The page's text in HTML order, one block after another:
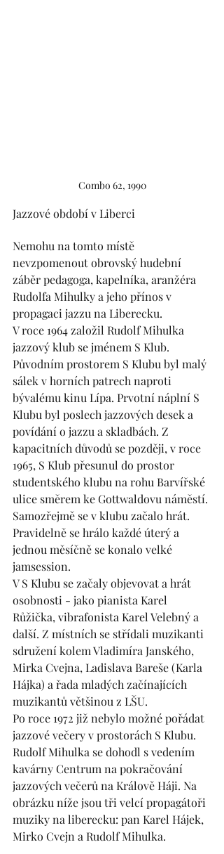
Combo 62, 1990
Jazzové období v Liberci
Nemohu na tomto místě
nevzpomenout obrovský hudební
záběr pedagoga, kapelníka, aranžéra
Rudolfa Mihulky a jeho přínos v
propagaci jazzu na Liberecku.
V roce 1964 založil Rudolf Mihulka
jazzový klub se jménem S Klub.
Původním prostorem S Klubu byl malý
sálek v horních patrech naproti
bývalému kinu Lípa. Prvotní náplní S
Klubu byl poslech jazzových desek a
povídání o jazzu a skladbách. Z
kapacitních důvodů se později, v roce
1965, S Klub přesunul do prostor
studentského klubu na rohu Barvířské
ulice směrem ke Gottwaldovu náměstí.
Samozřejmě se v klubu začalo hrát.
Pravidelně se hrálo každé úterý a
jednou měsíčně se konalo velké
jamsession.
V S Klubu se začaly objevovat a hrát
osobnosti - jako pianista Karel
Růžička, vibrafonista Karel Velebný a
další. Z místních se střídali muzikanti
sdružení kolem Vladimíra Janského,
Mirka Cvejna, Ladislava Bareše (Karla
Hájka) a řada mladých začínajících
muzikantů většinou z LŠU.
Po roce 1972 již nebylo možné pořádat
jazzové večery v prostorách S Klubu.
Rudolf Mihulka se dohodl s vedením
kavárny Centrum na pokračování
jazzových večerů na Králově Háji. Na
obrázku níže jsou tři velcí propagátoři
muziky na liberecku: pan Karel Hájek,
Mirko Cvejn a Rudolf Mihulka.